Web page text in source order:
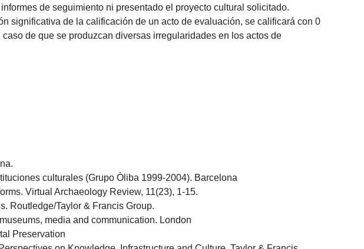
de seguimiento ni presentado el proyecto cultural solicitado.
significativa de la calificación de un acto de evaluación, se calificará con 0
de que se produzcan diversas irregularidades en los actos de
culturales (Grupo Òliba 1999-2004). Barcelona
Virtual Archaeology Review, 11(23), 1-15.
Routledge/Taylor & Francis Group.
media and communication. London
Preservation